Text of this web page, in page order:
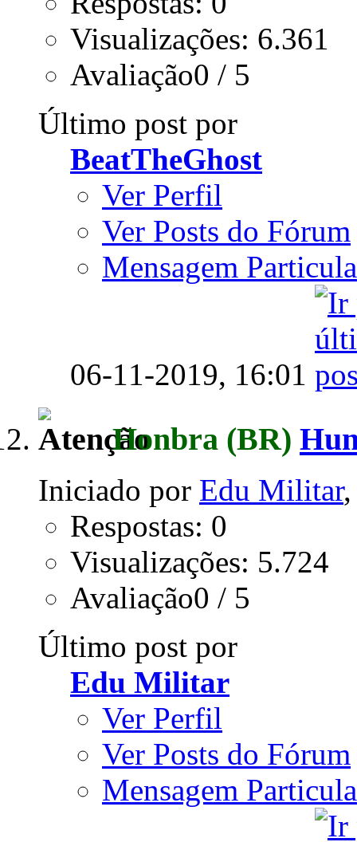
Visualizações: 6.361
Avaliação0 / 5
Último post por
BeatTheGhost
Ver Perfil
Ver Posts do Fórum
Mensagem
06-11-2019, 16:01
Honbra (BR)
Iniciado por Edu Militar
Respostas: 0
Visualizações: 5.724
Avaliação0 / 5
Último post por
Edu Militar
Ver Perfil
Ver Posts do Fórum
Mensagem